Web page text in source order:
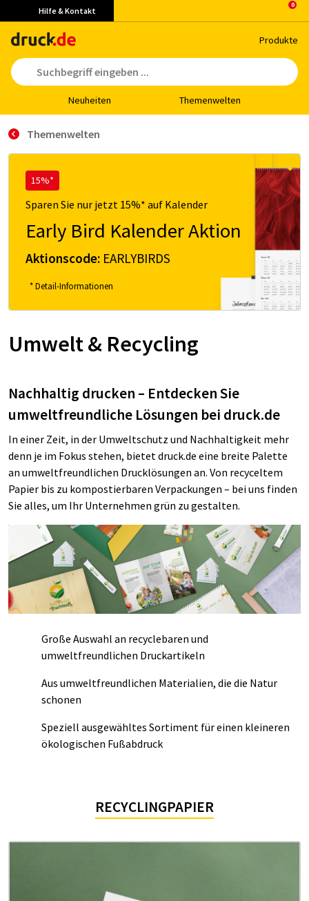
Hilfe & Kontakt
Pro­duk­te
Neu­hei­ten The­men­wel­ten
Themenwelten
15%*
Sparen Sie nur jetzt 15%* auf Kalender
Early Bird Kalender Aktion
Aktionscode: EARLYBIRDS
* Detail-Informationen
Umwelt & Recycling
Nachhaltig drucken – Entdecken Sie
umweltfreundliche Lösungen bei druck.de
In einer Zeit, in der Umweltschutz und Nachhaltigkeit mehr
denn je im Fokus stehen, bietet druck.de eine breite Palette
an umweltfreundlichen Drucklösungen an. Von recyceltem
Papier bis zu kompostierbaren Verpackungen – bei uns finden
Sie alles, um Ihr Unternehmen grün zu gestalten.
Große Auswahl an recyclebaren und
umweltfreundlichen Druckartikeln
Aus umweltfreundlichen Materialien, die die Natur
schonen
Speziell ausgewähltes Sortiment für einen kleineren
ökologischen Fußabdruck
RECYCLINGPAPIER